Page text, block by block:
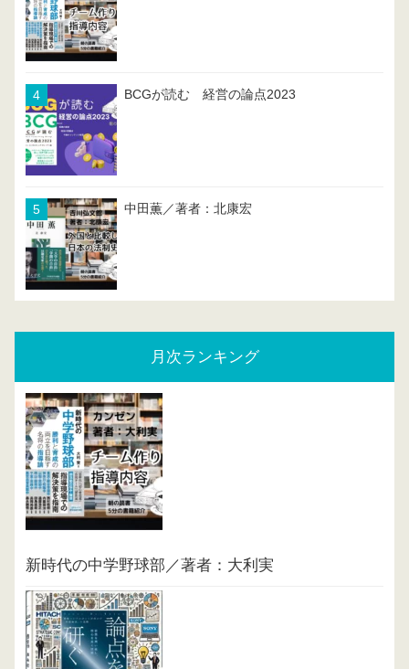
BCGが読む 経営の論点2023
中田薫／著者：北康宏
月次ランキング
新時代の中学野球部／著者：大利実